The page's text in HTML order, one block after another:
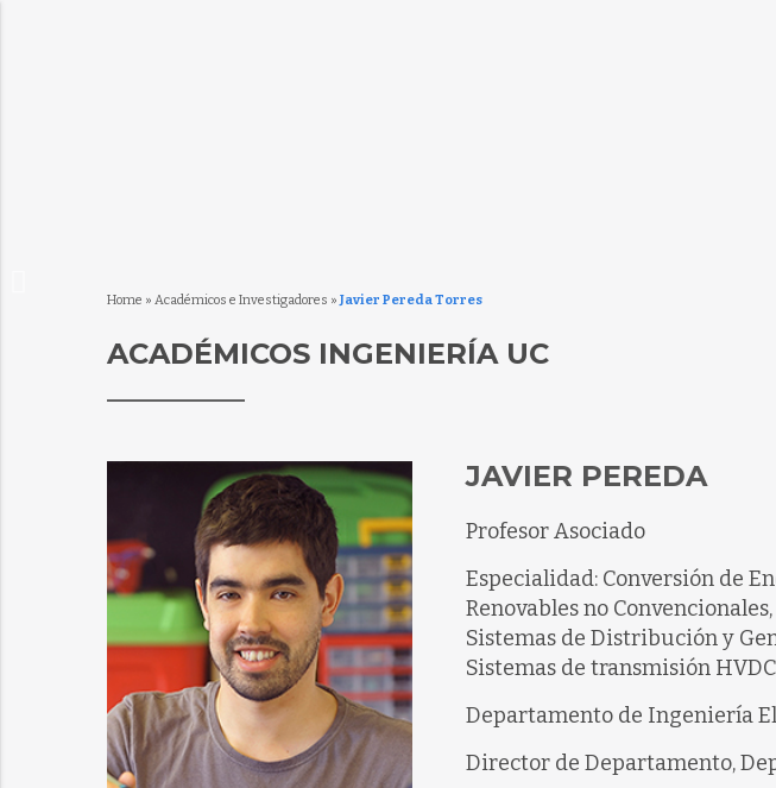
Home » Académicos e Investigadores » Javier Pereda Torres
ACADÉMICOS INGENIERÍA UC
JAVIER PEREDA
Profesor Asociado
Especialidad: Conversión de
Renovables no
Sistemas de Distribución y
Sistemas de transmisión
Departamento de Ingeniería
Director de Departamento,